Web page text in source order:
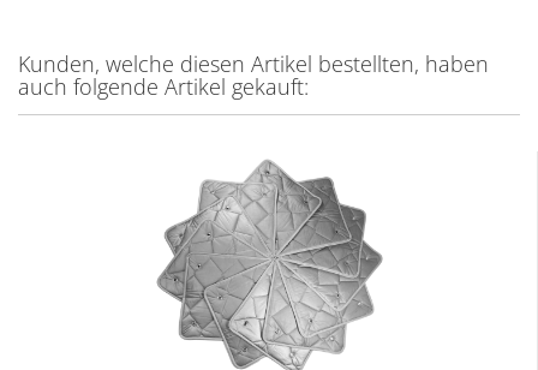
Kunden, welche diesen Artikel bestellten, haben
auch folgende Artikel gekauft: